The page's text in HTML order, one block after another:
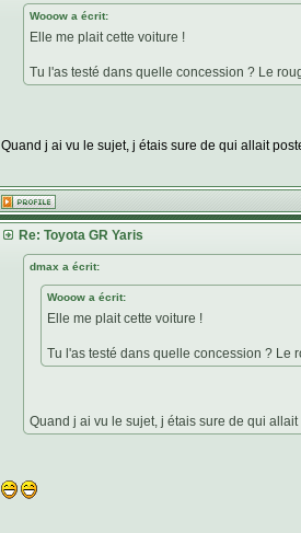
Wooow a écrit:
Elle me plait cette voiture !
Tu l'as testé dans quelle concession ? Le
Quand j ai vu le sujet, j étais sure de qui allait
Re: Toyota GR Yaris
dmax a écrit:
Wooow a écrit:
Elle me plait cette voiture !
Tu l'as testé dans quelle concession ? Le
Quand j ai vu le sujet, j étais sure de qui